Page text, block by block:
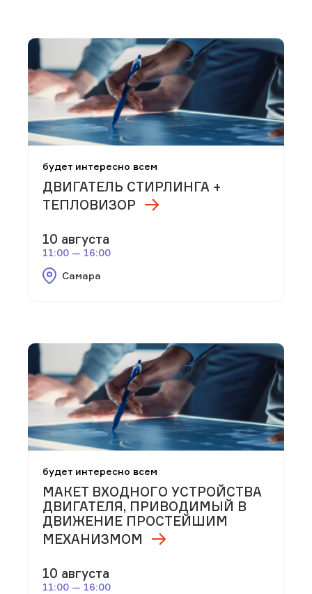
будет интересно всем
ДВИГАТЕЛЬ СТИРЛИНГА +
ТЕПЛОВИЗОР
10 августа
11:00 — 16:00
Самара
будет интересно всем
МАКЕТ ВХОДНОГО УСТРОЙСТВА
ДВИГАТЕЛЯ, ПРИВОДИМЫЙ В
ДВИЖЕНИЕ ПРОСТЕЙШИМ
МЕХАНИЗМОМ
10 августа
11:00 — 16:00